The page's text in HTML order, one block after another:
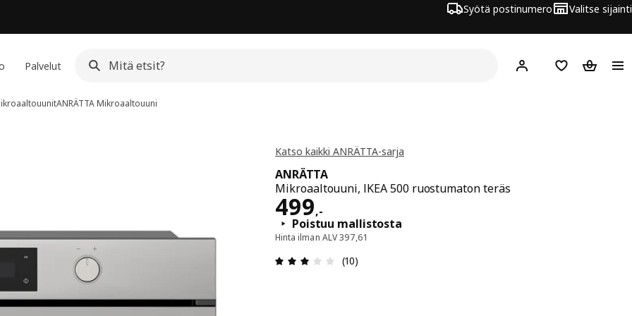
Syötä postinumero Valitse sijainti
Palvelut Hej! Kirjaudu sisään
Suosikit
ANRÄTTAMikroaaltouuni
Katso kaikki ANRÄTTA-sarja
ANRÄTTA
Mikroaaltouuni, IKEA 500 ruostumaton teräs
499,-
Hinta 499,-
Poistuu mallistosta
Hinta ilman ALV 397,61
: 3 / 5 tähteä. Arvostelut yhteensä: 10
(10)